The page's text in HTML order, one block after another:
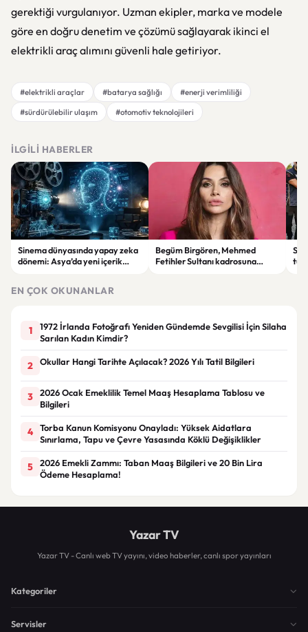
gerektiği vurgulanıyor. Uzman ekipler, marka ve modele
göre en doğru denetim ve çözümü sağlayarak ikinci el
elektrikli araç alımını güvenli hale getiriyor.
#elektrikli araçlar #batarya sağlığı
#enerji verimliliği
#sürdürülebilir ulaşım
#otomotiv teknolojileri
İLGILI HABERLER
Sinema dünyasında yapay zeka
dönemi: Asya’da yeni içerik
Begüm Birgören, Mehmed
Fetihler Sultanı kadrosuna
EN ÇOK OKUNANLAR
1
1972 İrlanda Fotoğrafı Yeniden Gündemde Sevgilisi İçin Silaha
Sarılan Kadın Kimdir?
2 Okullar Hangi Tarihte Açılacak? 2026 Yılı Tatil Bilgileri
3
2026 Ocak Emeklilik Temel Maaş Hesaplama Tablosu ve
Bilgileri
4
Torba Kanun Komisyonu Onayladı: Yüksek Aidatlara
Sınırlama, Tapu ve Çevre Yasasında Köklü Değişiklikler
5
2026 Emekli Zammı: Taban Maaş Bilgileri ve 20 Bin Lira
Ödeme Hesaplama!
Yazar TV
Yazar TV - Canlı web TV yayını, video haberler, canlı spor yayınları
Kategoriler
Servisler